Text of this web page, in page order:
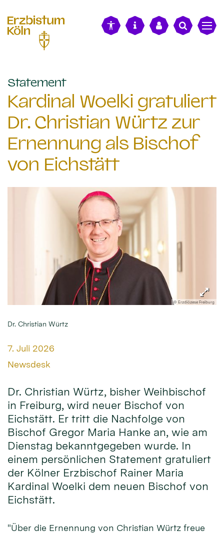
Statement:
Kardinal Woelki gratuliert
Dr. Christian Würtz zur
Ernennung als Bischof
von Eichstätt
© Erzdiözese Freiburg
Dr. Christian Würtz
Datum:
7. Juli 2026
Von:
Newsdesk
Dr. Christian Würtz, bisher Weihbischof
in Freiburg, wird neuer Bischof von
Eichstätt. Er tritt die Nachfolge von
Bischof Gregor Maria Hanke an, wie am
Dienstag bekanntgegeben wurde. In
einem persönlichen Statement gratuliert
der Kölner Erzbischof Rainer Maria
Kardinal Woelki dem neuen Bischof von
Eichstätt.
"Über die Ernennung von Christian Würtz freue